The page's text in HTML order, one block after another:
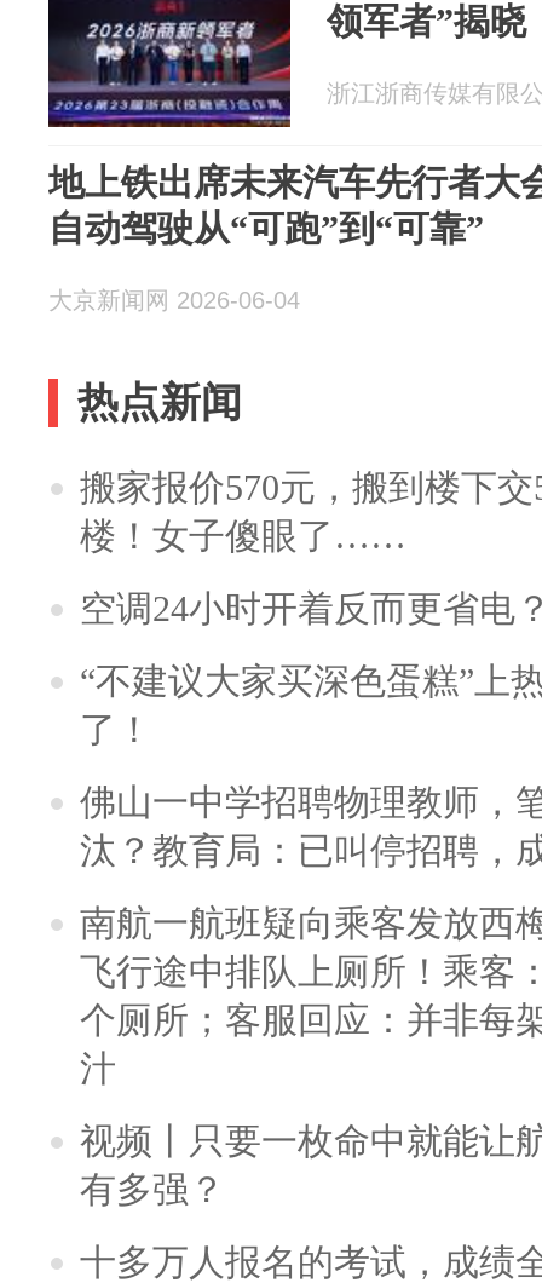
领军者”揭晓
浙江浙商传媒有限
地上铁出席未来汽车先行者大
自动驾驶从“可跑”到“可靠”
大京新闻网 2026-06-04
热点新闻
搬家报价570元，搬到楼下
楼！女子傻眼了……
空调24小时开着反而更省电
“不建议大家买深色蛋糕”上
了！
佛山一中学招聘物理教师，
汰？教育局：已叫停招聘，
南航一航班疑向乘客发放西
飞行途中排队上厕所！乘客
个厕所；客服回应：并非每
汁
视频丨只要一枚命中就能让
有多强？
十多万人报名的考试，成绩